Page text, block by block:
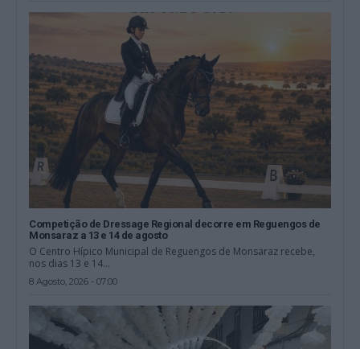
Competição de Dressage Regional decorre em Reguengos de
Monsaraz a 13 e 14 de agosto
O Centro Hípico Municipal de Reguengos de Monsaraz recebe,
nos dias 13 e 14...
8 Agosto, 2026 - 07:00